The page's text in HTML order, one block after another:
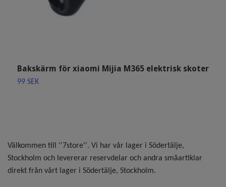
Välkommen till ''7store''. Vi har vår lager i Södertälje,
Stockholm och levererar reservdelar och andra småartiklar
direkt från vårt lager i Södertälje, Stockholm.
Bakskärm för xiaomi Mijia M365 elektrisk skoter
99 SEK